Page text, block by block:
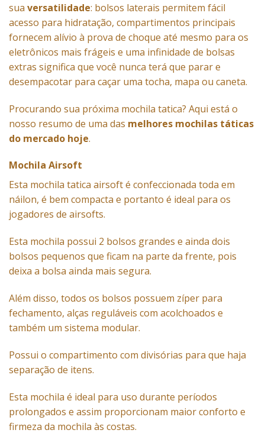
sua versatilidade: bolsos laterais permitem fácil
acesso para hidratação, compartimentos principais
fornecem alívio à prova de choque até mesmo para os
eletrônicos mais frágeis e uma infinidade de bolsas
extras significa que você nunca terá que parar e
desempacotar para caçar uma tocha, mapa ou caneta.
Procurando sua próxima mochila tatica? Aqui está o
nosso resumo de uma das melhores mochilas táticas
do mercado hoje.
Mochila Airsoft
Esta mochila tatica airsofté confeccionada toda em
náilon, é bem compacta e portanto é ideal para os
jogadores de airsofts.
Esta mochila possui 2 bolsos grandes e ainda dois
bolsos pequenos que ficam na parte da frente, pois
deixa a bolsa ainda mais segura.
Além disso, todos os bolsos possuem zíper para
fechamento, alças reguláveis com acolchoados e
também um sistema modular.
Possui o compartimento com divisórias para que haja
separação de itens.
Esta mochila é ideal para uso durante períodos
prolongados e assim proporcionam maior conforto e
firmeza da mochila às costas.